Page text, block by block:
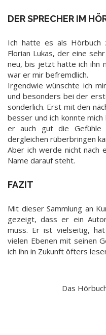
DER SPRECHER IM
Ich hatte es als Hörbuch
Florian Lukas, der eine
neu, bis jetzt hatte ich ihn
war er mir befremdlich.
Irgendwie wünschte ich
und besonders bei der
sonderlich. Erst mit den
besser und ich konnte
er auch gut die Gefühle
dergleichen rüberbringen
Aber ich werde nicht nach
Name darauf steht.
FAZIT
Mit dieser Sammlung an
gezeigt, dass er ein
muss. Er ist vielseitig,
vielen Ebenen mit seinen
ich ihn in Zukunft öfters
Das